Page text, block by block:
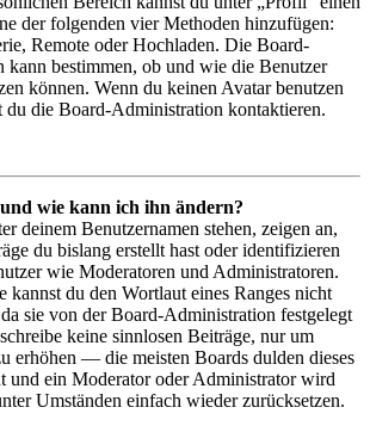
der folgenden vier Methoden hinzufügen:
Remote oder Hochladen. Die Board-
kann bestimmen, ob und wie die Benutzer
können. Wenn du keinen Avatar benutzen
du die Board-Administration kontaktieren.
wie kann ich ihn ändern?
deinem Benutzernamen stehen, zeigen an,
du bislang erstellt hast oder identifizieren
wie Moderatoren und Administratoren.
kannst du den Wortlaut eines Ranges nicht
sie von der Board-Administration festgelegt
keine sinnlosen Beiträge, nur um
erhöhen — die meisten Boards dulden dieses
und ein Moderator oder Administrator wird
Umständen einfach wieder zurücksetzen.